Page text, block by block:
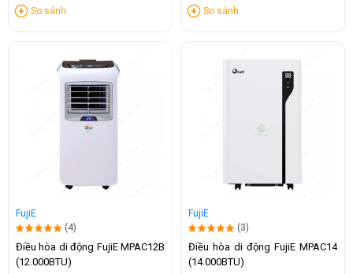
So sánh So sánh
FujiE
(4)
Điều hòa di động FujiE MPAC12B
(12.000BTU)
FujiE
(3)
Điều hòa di động FujiE MPAC14
(14.000BTU)